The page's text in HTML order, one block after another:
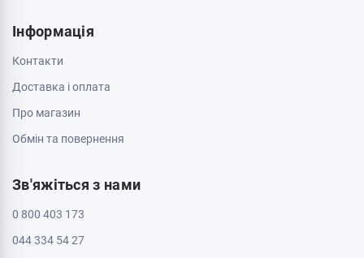
Інформація
Контакти
Доставка і оплата
Про магазин
Обмін та повернення
Зв'яжіться з нами
0 800 403 173
044 334 54 27